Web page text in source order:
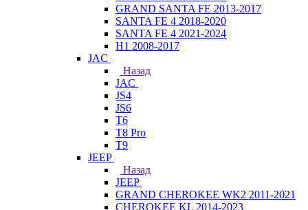
GRAND SANTA FE 2013-2017
SANTA FE 4 2018-2020
SANTA FE 4 2021-2024
H1 2008-2017
JAC
Назад
JAC
JS4
JS6
T6
T8 Pro
T9
JEEP
Назад
JEEP
GRAND CHEROKEE WK2 2011-2021
CHEROKEE KL 2014-2023